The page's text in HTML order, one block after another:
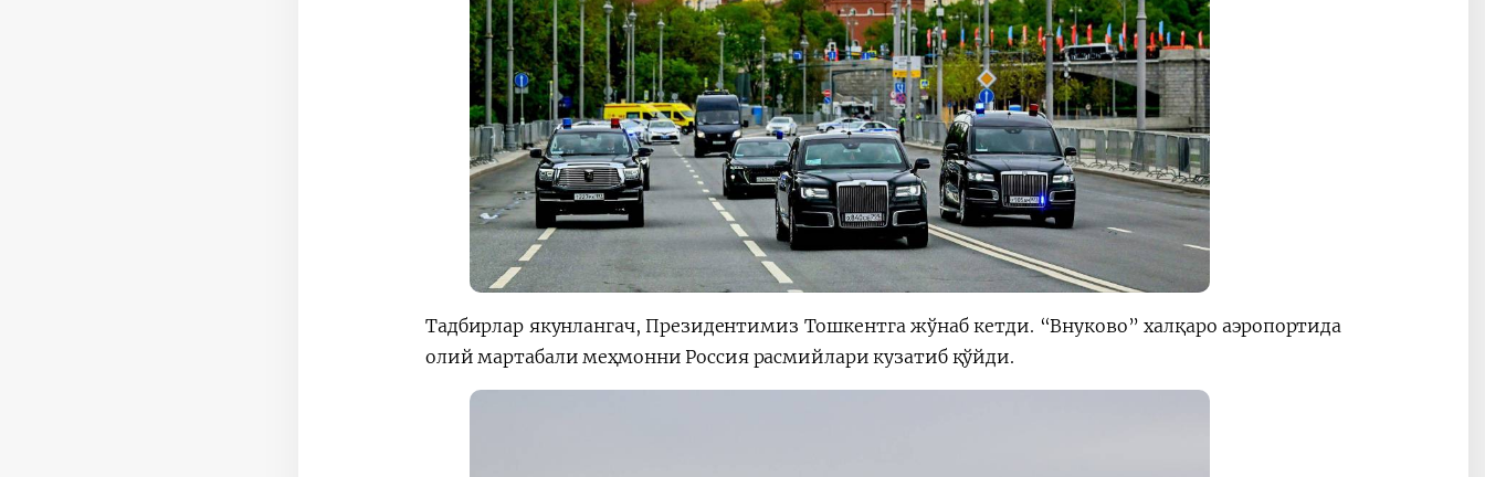
Тадбирлар якунлангач, Президентимиз Тошкентга жўнаб кетди. “Внуково” халқаро аэропортида
олий мартабали меҳмонни Россия расмийлари кузатиб қўйди.